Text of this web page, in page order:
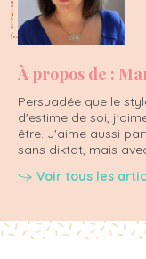
À propos de :
Persuadée que le
d'estime de soi,
être. J'aime aussi
sans diktat, mais
Voir tous les